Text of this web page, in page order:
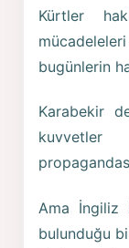
Kürtler
bugünlerin
Karabekir
kuvvetler
Ama İngiliz
bulunduğu